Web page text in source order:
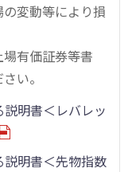
変動等により損
有価証券等書
い。
明書＜レバレッ
明書＜先物指数